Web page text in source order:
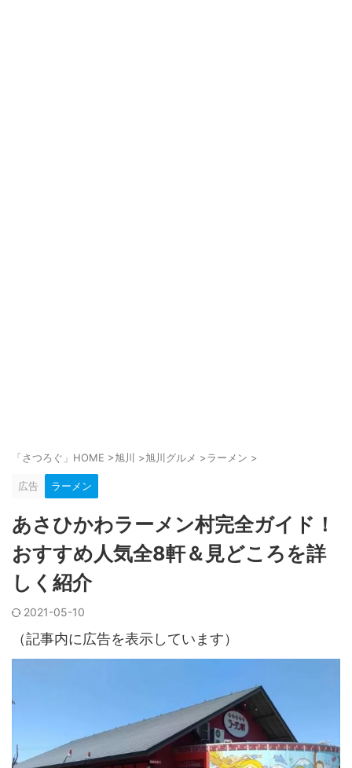
「さつろぐ」HOME >旭川 >旭川グルメ >ラーメン >
広告 ラーメン
あさひかわラーメン村完全ガイド！
おすすめ人気全8軒＆見どころを詳
しく紹介
2021-05-10
（記事内に広告を表示しています）